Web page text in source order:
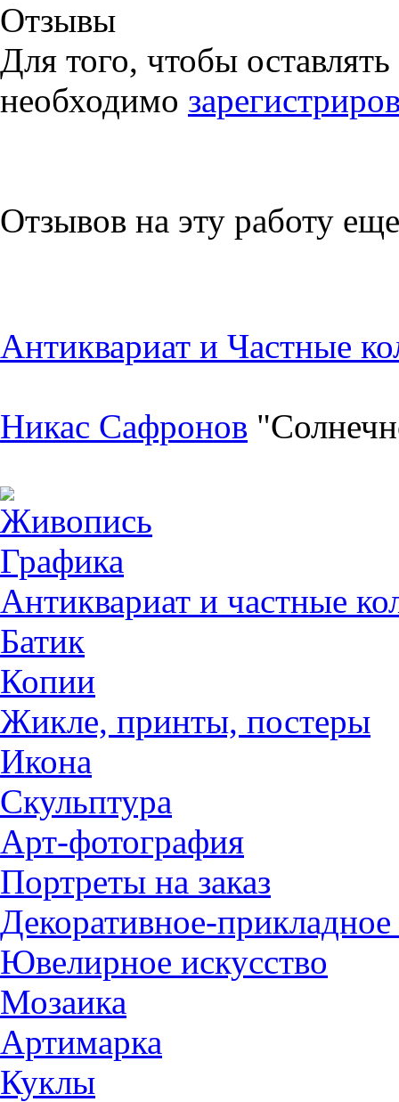
Отзывы
Для того, чтобы
необходимо
Отзывов на эту работу
Антиквариат и Частные
Никас Сафронов
Живопись
Графика
Антиквариат и частные
Батик
Копии
Жикле, принты, постеры
Икона
Скульптура
Арт-фотография
Портреты на заказ
Декоративное-прикладное
Ювелирное искусство
Мозаика
Артимарка
Куклы